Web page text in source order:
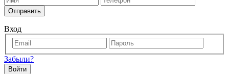
Отправить
Вход
Забыли?
Войти